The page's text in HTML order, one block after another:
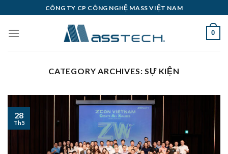
to
content
CÔNG TY CP CÔNG NGHỆ MASS VIỆT NAM
0
CATEGORY ARCHIVES:SỰ KIỆN
28
Th5